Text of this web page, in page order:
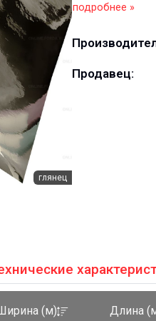
глянец
подробнее »
Продавец:
(м) Длина